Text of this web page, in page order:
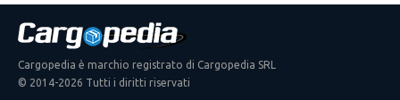
Cargopedia è marchio registrato di Cargopedia SRL
© 2014-2026 Tutti i diritti riservati